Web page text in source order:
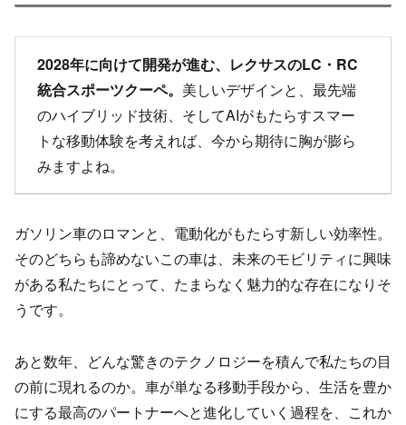
2028年に向けて開発が進む、レクサスのLC・RC
統合スポーツクーペ。 美しいデザインと、最先端
のハイブリッド技術、そしてAIがもたらすスマー
トな移動体験を考えれば、今から期待に胸が膨ら
みますよね。
ガソリン車のロマンと、電動化がもたらす新しい効率性。
そのどちらも諦めないこの車は、未来のモビリティに興味
がある私たちにとって、たまらなく魅力的な存在になりそ
うです。
あと数年、どんな驚きのテクノロジーを積んで私たちの目
の前に現れるのか。車が単なる移動手段から、生活を豊か
にする最高のパートナーへと進化していく過程を、これか